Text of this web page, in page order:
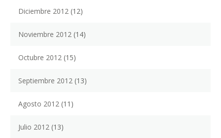
Diciembre 2012 (12)
Noviembre 2012 (14)
Octubre 2012 (15)
Septiembre 2012 (13)
Agosto 2012 (11)
Julio 2012 (13)